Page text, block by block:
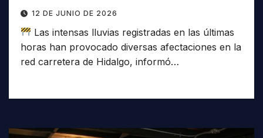
12 DE JUNIO DE 2026
Las intensas lluvias registradas en las últimas
horas han provocado diversas afectaciones en la
red carretera de Hidalgo, informó…